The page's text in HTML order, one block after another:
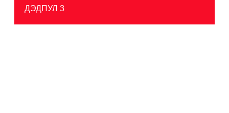
ДЭДПУЛ 3